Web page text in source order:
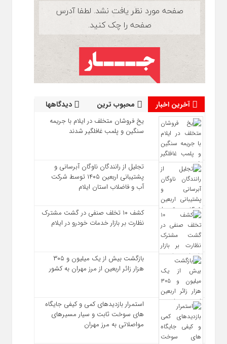
آخرین اخبار محبوب ترین دیدگاهها
یخ‌ فروشان متخلف در ایلام با جریمه
سنگین و پلمب غافلگیر شدند
تجلیل از رانندگان ناوگان آبرسانی و
پشتیبانی اربعین ۱۴۰۵ توسط شرکت
آب و فاضلاب استان ایلام
کشف ۱۰ تخلف صنفی در گشت مشترک
نظارت بر بازار خدمات خودرو در ایلام
بازگشت بیش از یک میلیون و ۳۰۵
هزار زائر اربعین از مرز مهران به کشور
استمرار بازدیدهای کمی و کیفی جایگاه‌
های سوخت ثابت و سیار مسیرهای
مواصلاتی به مرز مهران